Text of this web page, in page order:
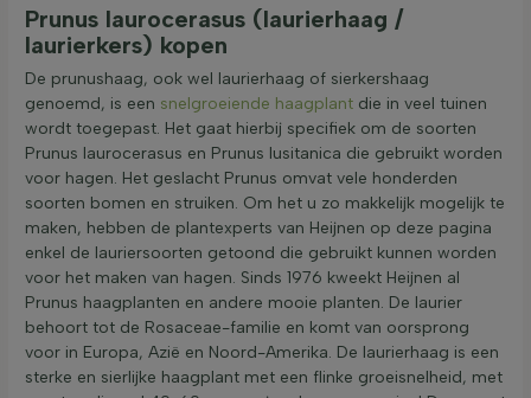
Prunus laurocerasus (laurierhaag /
laurierkers) kopen
De prunushaag, ook wel laurierhaag of sierkershaag
genoemd, is een snelgroeiende haagplant die in veel tuinen
wordt toegepast. Het gaat hierbij specifiek om de soorten
Prunus laurocerasus en Prunus lusitanica die gebruikt worden
voor hagen. Het geslacht Prunus omvat vele honderden
soorten bomen en struiken. Om het u zo makkelijk mogelijk te
maken, hebben de plantexperts van Heijnen op deze pagina
enkel de lauriersoorten getoond die gebruikt kunnen worden
voor het maken van hagen. Sinds 1976 kweekt Heijnen al
Prunus haagplanten en andere mooie planten. De laurier
behoort tot de Rosaceae-familie en komt van oorsprong
voor in Europa, Azië en Noord-Amerika. De laurierhaag is een
sterke en sierlijke haagplant met een flinke groeisnelheid, met